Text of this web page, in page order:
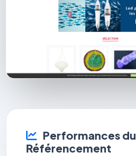
Performances du
Référencement